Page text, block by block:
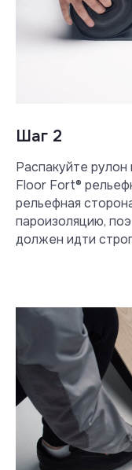
Шаг 2
Распакуйте
Floor Fort®
рельефная
пароизоляцию,
должен идти